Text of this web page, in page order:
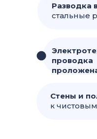
Стены и
к
Разводка
стальные
проводка